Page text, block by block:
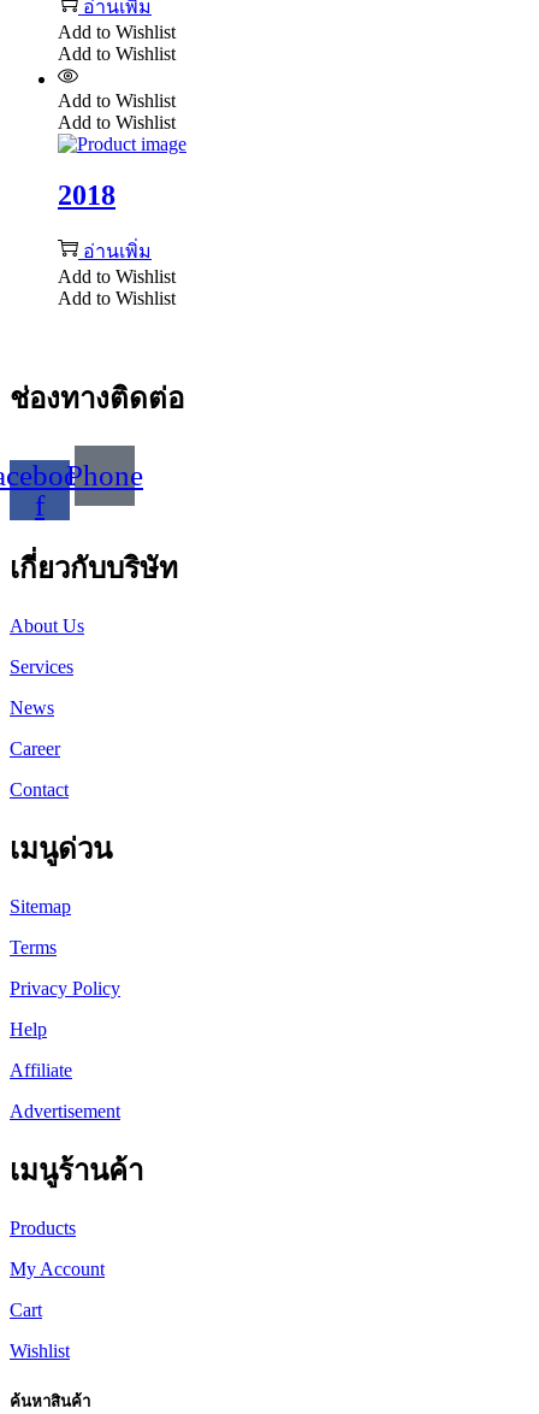
อ่านเพิ่ม
Add to Wishlist
Add to Wishlist
Add to Wishlist
Add to Wishlist
2018
อ่านเพิ่ม
Add to Wishlist
Add to Wishlist
ช่องทางติดต่อ
f
Phone
เกี่ยวกับบริษัท
About Us
Services
News
Career
Contact
เมนูด่วน
Sitemap
Terms
Privacy Policy
Help
Affiliate
Advertisement
เมนูร้านค้า
Products
My Account
Cart
Wishlist
ค้นหาสินค้า